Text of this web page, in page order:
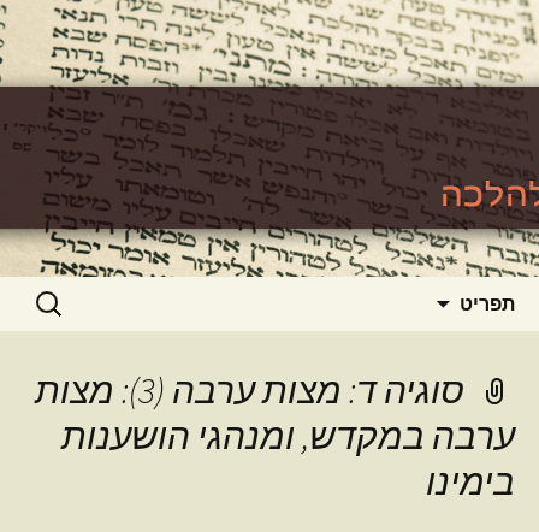
https://www.toralishma.org
האתר ללימוד סוגיות גמרא להלכה
תפריט חיפוש:
סוגיה ד: מצות ערבה (3): מצות
ערבה במקדש, ומנהגי הושענות
בימינו